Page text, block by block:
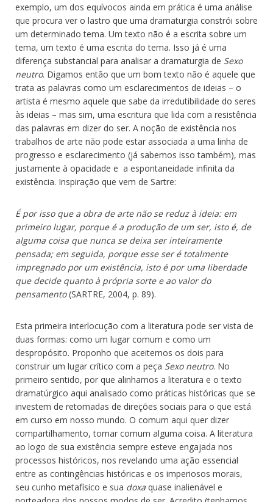
exemplo, um dos equívocos ainda em prática é uma análise
que procura ver o lastro que uma dramaturgia constrói sobre
um determinado tema. Um texto não é a escrita sobre um
tema, um texto é uma escrita do tema. Isso já é uma
diferença substancial para analisar a dramaturgia de Sexo
neutro. Digamos então que um bom texto não é aquele que
trata as palavras como um esclarecimentos de ideias – o
artista é mesmo aquele que sabe da irredutibilidade do seres
às ideias – mas sim, uma escritura que lida com a resistência
das palavras em dizer do ser. A noção de existência nos
trabalhos de arte não pode estar associada a uma linha de
progresso e esclarecimento (já sabemos isso também), mas
justamente à opacidade e a espontaneidade infinita da
existência. Inspiração que vem de Sartre:
É por isso que a obra de arte não se reduz à ideia: em
primeiro lugar, porque é a produção de um ser, isto é, de
alguma coisa que nunca se deixa ser inteiramente
pensada; em seguida, porque esse ser é totalmente
impregnado por um existência, isto é por uma liberdade
que decide quanto à própria sorte e ao valor do
pensamento(SARTRE, 2004, p. 89).
Esta primeira interlocução com a literatura pode ser vista de
duas formas: como um lugar comum e como um
despropósito. Proponho que aceitemos os dois para
construir um lugar crítico com a peça Sexo neutro. No
primeiro sentido, por que alinhamos a literatura e o texto
dramatúrgico aqui analisado como práticas históricas que se
investem de retomadas de direções sociais para o que está
em curso em nosso mundo. O comum aqui quer dizer
compartilhamento, tornar comum alguma coisa. A literatura
ao logo de sua existência sempre esteve engajada nos
processos históricos, nos revelando uma ação essencial
entre as contingências históricas e os imperiosos morais,
seu cunho metafísico e sua doxa quase inalienável e